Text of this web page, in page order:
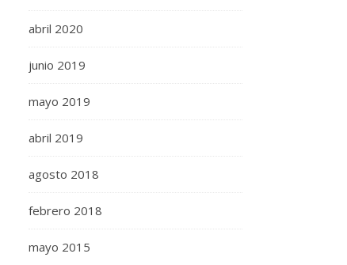
abril 2020
junio 2019
mayo 2019
abril 2019
agosto 2018
febrero 2018
mayo 2015